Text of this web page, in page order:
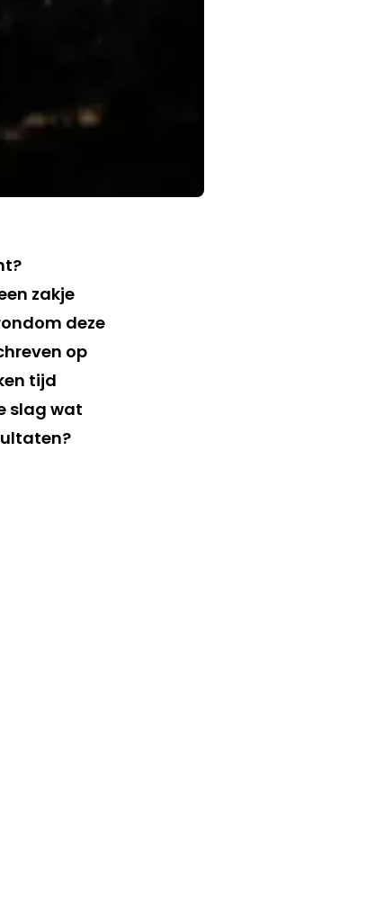
zakje
deze
op
tijd
slag wat